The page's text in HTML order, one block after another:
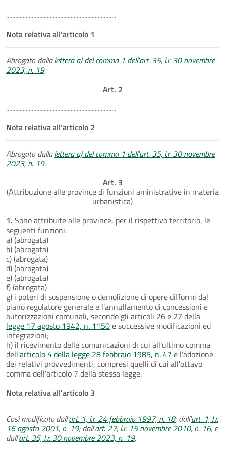
.........................................................................
Nota relativa all'articolo 1
Abrogato dallalettera a) del comma 1 dell'art. 35, l.r. 30 novembre
2023, n. 19.
Art. 2
.........................................................................
Nota relativa all'articolo 2
Abrogato dallalettera a) del comma 1 dell'art. 35, l.r. 30 novembre
2023, n. 19.
Art. 3
(Attribuzione alle province di funzioni aministrative in materia
urbanistica)
1. Sono attribuite alle province, per il rispettivo territorio, le
seguenti funzioni:
a) (abrogata)
b) (abrogata)
c) (abrogata)
d) (abrogata)
e) (abrogata)
f) (abrogata)
g) i poteri di sospensione o demolizione di opere difformi dal
piano regolatore generale e l'annullamento di concessioni e
autorizzazioni comunali, secondo gli articoli 26 e 27 della
legge 17 agosto 1942, n. 1150e successive modificazioni ed
integrazioni;
h) il ricevimento delle comunicazioni di cui all'ultimo comma
dell'articolo 4 della legge 28 febbraio 1985, n. 47 e l'adozione
dei relativi provvedimenti, compresi quelli di cui all'ottavo
comma dell'articolo 7 della stessa legge.
Nota relativa all'articolo 3
Così modificato dall'art. 1, l.r. 24 febbraio 1997, n. 18; dall'art. 1, l.r.
16 agosto 2001, n. 19; dall'art. 27, l.r. 15 novembre 2010, n. 16, e
dall'art. 35, l.r. 30 novembre 2023, n. 19.